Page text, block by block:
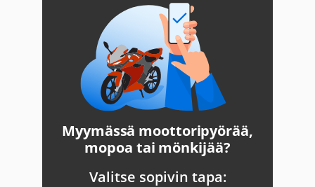
Myymässä moottoripyörää,
mopoa tai mönkijää?
Valitse sopivin tapa: